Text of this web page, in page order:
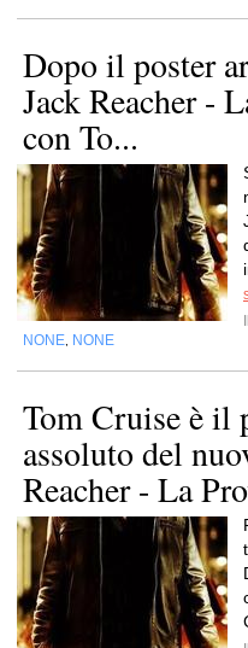
Dopo il poster
Jack Reacher -
con To...
NONE NONE
Tom Cruise è il
assoluto del
Reacher - La